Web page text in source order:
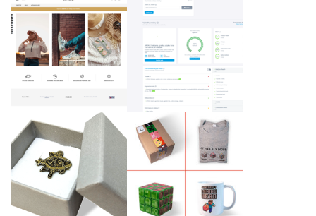
www.benuto.cz
Spaider - SEO nástroj
s AI
Kovový odznak s
logem klienta
Dárkový set tvořivé